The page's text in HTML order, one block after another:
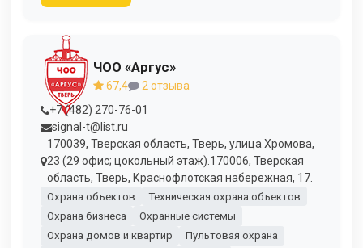
ЧОО «Аргус»
67,4
2 отзыва
+7 (482) 270-76-01
signal-t@list.ru
170039, Тверская область, Тверь, улица Хромова,
23 (29 офис; цокольный этаж).170006, Тверская
область, Тверь, Краснофлотская набережная, 17.
Охрана объектов
Техническая охрана объектов
Охрана бизнеса
Охранные системы
Охрана домов и квартир
Пультовая охрана